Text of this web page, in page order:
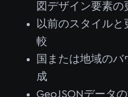
図デザイン要素の
以前のスタイル
較
国または地域の
成
GeoJSONデータ